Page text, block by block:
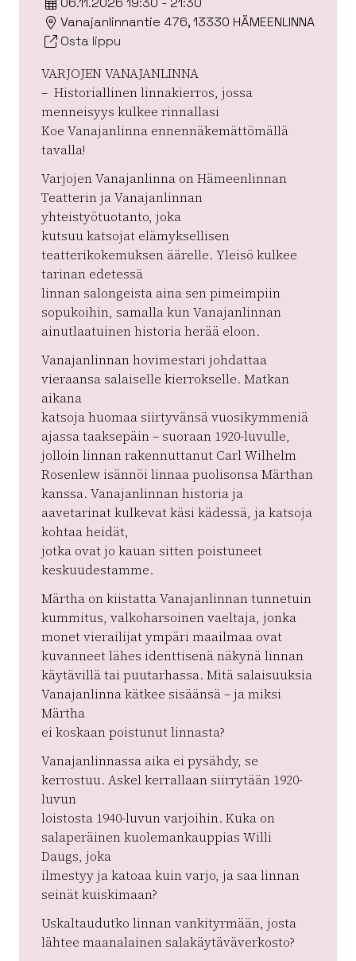
Vanajanlinnantie 476, 13330 HÄMEENLINNA
Osta lippu
VARJOJEN VANAJANLINNA
– Historiallinen linnakierros, jossa
menneisyys kulkee rinnallasi
Koe Vanajanlinna ennennäkemättömällä
tavalla!
Varjojen Vanajanlinna on Hämeenlinnan
Teatterin ja Vanajanlinnan
yhteistyötuotanto, joka
kutsuu katsojat elämyksellisen
teatterikokemuksen äärelle. Yleisö kulkee
tarinan edetessä
linnan salongeista aina sen pimeimpiin
sopukoihin, samalla kun Vanajanlinnan
ainutlaatuinen historia herää eloon.
Vanajanlinnan hovimestari johdattaa
vieraansa salaiselle kierrokselle. Matkan
aikana
katsoja huomaa siirtyvänsä vuosikymmeniä
ajassa taaksepäin – suoraan 1920-luvulle,
jolloin linnan rakennuttanut Carl Wilhelm
Rosenlew isännöi linnaa puolisonsa Märthan
kanssa. Vanajanlinnan historia ja
aavetarinat kulkevat käsi kädessä, ja katsoja
kohtaa heidät,
jotka ovat jo kauan sitten poistuneet
keskuudestamme.
Märtha on kiistatta Vanajanlinnan tunnetuin
kummitus, valkoharsoinen vaeltaja, jonka
monet vierailijat ympäri maailmaa ovat
kuvanneet lähes identtisenä näkynä linnan
käytävillä tai puutarhassa. Mitä salaisuuksia
Vanajanlinna kätkee sisäänsä – ja miksi
Märtha
ei koskaan poistunut linnasta?
Vanajanlinnassa aika ei pysähdy, se
kerrostuu. Askel kerrallaan siirrytään 1920-
luvun
loistosta 1940-luvun varjoihin. Kuka on
salaperäinen kuolemankauppias Willi
Daugs, joka
ilmestyy ja katoaa kuin varjo, ja saa linnan
seinät kuiskimaan?
Uskaltaudutko linnan vankityrmään, josta
lähtee maanalainen salakäytäväverkosto?